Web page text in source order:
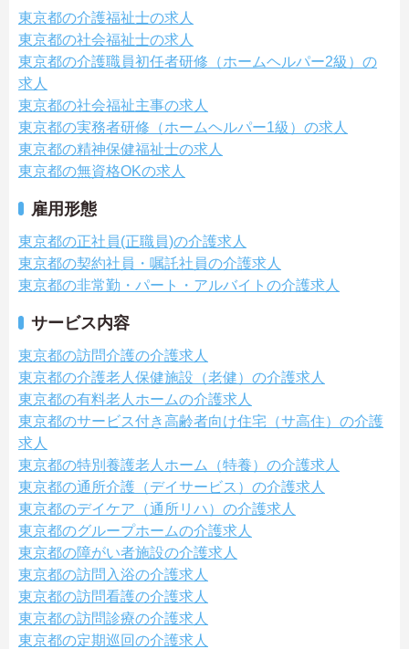
東京都の介護福祉士の求人
東京都の社会福祉士の求人
東京都の介護職員初任者研修（ホームヘルパー2級）の
求人
東京都の社会福祉主事の求人
東京都の実務者研修（ホームヘルパー1級）の求人
東京都の精神保健福祉士の求人
東京都の無資格OKの求人
雇用形態
東京都の正社員(正職員)の介護求人
東京都の契約社員・嘱託社員の介護求人
東京都の非常勤・パート・アルバイトの介護求人
サービス内容
東京都の訪問介護の介護求人
東京都の介護老人保健施設（老健）の介護求人
東京都の有料老人ホームの介護求人
東京都のサービス付き高齢者向け住宅（サ高住）の介護
求人
東京都の特別養護老人ホーム（特養）の介護求人
東京都の通所介護（デイサービス）の介護求人
東京都のデイケア（通所リハ）の介護求人
東京都のグループホームの介護求人
東京都の障がい者施設の介護求人
東京都の訪問入浴の介護求人
東京都の訪問看護の介護求人
東京都の訪問診療の介護求人
東京都の定期巡回の介護求人